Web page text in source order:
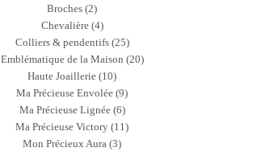
Broches (2)
Chevalière (4)
Colliers & pendentifs (25)
Emblématique de la Maison (20)
Haute Joaillerie (10)
Ma Précieuse Envolée (9)
Ma Précieuse Lignée (6)
Ma Précieuse Victory (11)
Mon Précieux Aura (3)